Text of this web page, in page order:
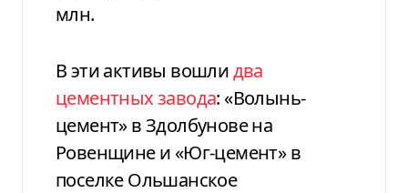
млн.
В эти активы вошлидва
цементных завода: «Волынь-
цемент» в Здолбунове на
Ровенщине и «Юг-цемент» в
поселке Ольшанское